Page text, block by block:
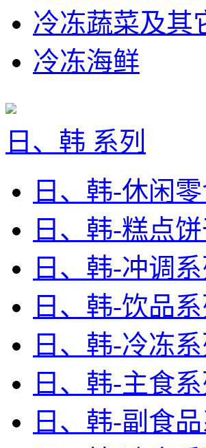
冷冻蔬菜及其
冷冻海鲜
日、韩 系列
日、韩-休闲
日、韩-糕点
日、韩-冲调
日、韩-饮品系
日、韩-冷冻系
日、韩-主食系
日、韩-副食品